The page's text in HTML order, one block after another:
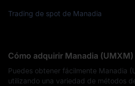
Trading de spot de Manadia
Cómo adquirir Manadia (UMXM)
Puedes obtener fácilmente Manadia
utilizando una variedad de métodos